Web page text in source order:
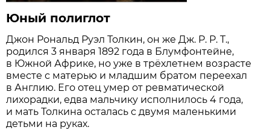
Юный полиглот
Джон Рональд Руэл Толкин, он же Дж. Р. Р. Т.,
родился 3 января 1892 года в Блумфонтейне,
в Южной Африке, но уже в трёхлетнем возрасте
вместе с матерью и младшим братом переехал
в Англию. Его отец умер от ревматической
лихорадки, едва мальчику исполнилось 4 года,
и мать Толкина осталась с двумя маленькими
детьми на руках.